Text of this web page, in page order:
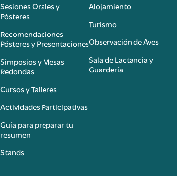
Sesiones Orales y
Pósteres
Recomendaciones
Pósteres y Presentaciones
Simposios y Mesas
Redondas
Cursos y Talleres
Actividades Participativas
Guía para preparar tu
resumen
Stands
Alojamiento
Turismo
Observación de Aves
Sala de Lactancia y
Guardería